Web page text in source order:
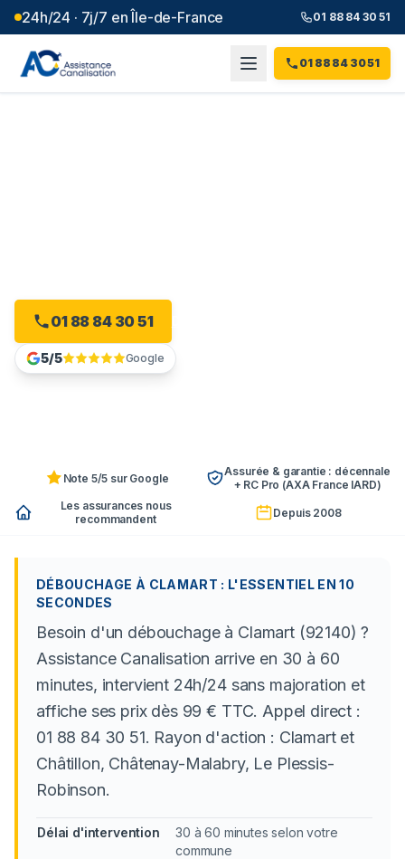
24h/24 · 7j/7 en Île-de-France 01 88 84 30 51
01 88 84 30 51
01 88 84 30 51
5/5 Google
Note 5/5 sur Google
Assurée & garantie : décennale
+ RC Pro (AXA France IARD)
Les assurances nous
recommandent
Depuis 2008
DÉBOUCHAGE À CLAMART : L'ESSENTIEL EN 10
SECONDES
Besoin d'un débouchage à Clamart (92140) ?
Assistance Canalisation arrive en 30 à 60
minutes, intervient 24h/24 sans majoration et
affiche ses prix dès 99 € TTC. Appel direct :
01 88 84 30 51. Rayon d'action : Clamart et
Châtillon, Châtenay-Malabry, Le Plessis-
Robinson.
Délai d'intervention
30 à 60 minutes selon votre
commune